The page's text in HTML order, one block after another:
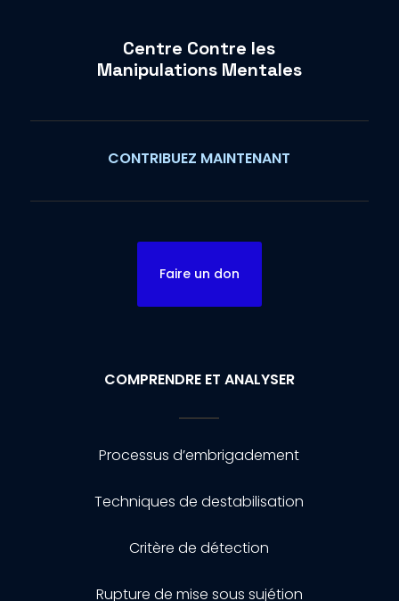
Centre Contre les
Manipulations Mentales
CONTRIBUEZ MAINTENANT
Faire un don
COMPRENDRE ET ANALYSER
Processus d’embrigadement
Techniques de destabilisation
Critère de détection
Rupture de mise sous sujétion